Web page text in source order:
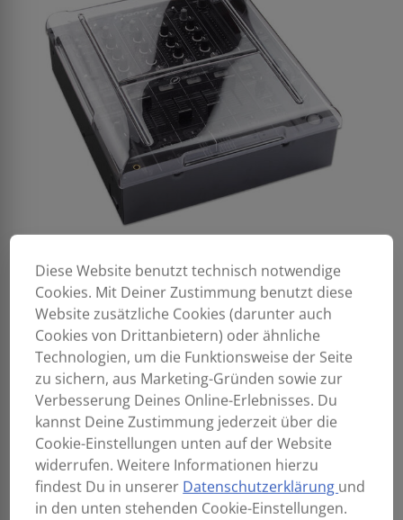
Diese Website benutzt technisch notwendige
Cookies. Mit Deiner Zustimmung benutzt diese
Website zusätzliche Cookies (darunter auch
Cookies von Drittanbietern) oder ähnliche
Technologien, um die Funktionsweise der Seite
zu sichern, aus Marketing-Gründen sowie zur
Verbesserung Deines Online-Erlebnisses. Du
kannst Deine Zustimmung jederzeit über die
Cookie-Einstellungen unten auf der Website
widerrufen. Weitere Informationen hierzu
findest Du in unserer Datenschutzerklärung und
in den unten stehenden Cookie-Einstellungen.